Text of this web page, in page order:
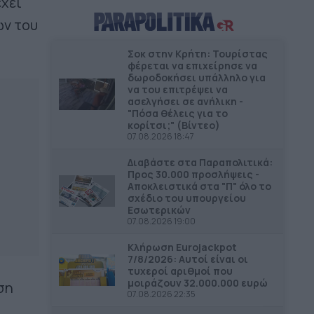
του
επανάχρηση του Παλαιού
Γυμνασίου Πύλου
ΔΗΜΟΙ13.06
Βανδαλισμοί στο εκκλησάκι της
Μεταμόρφωσης του Σωτήρος
ΔΗΜΟΙ12.56
Στο 80% η κατασκευή δικτύου
ΔΗΜΟΙ12.39
Αναστολή λειτουργίας όλων των
παιδικών χαρών στον Δήμο Πέλλας
ΠΕΡΙΦΕΡΕΙΕΣ12.29
Η ενίσχυση της ελληνικής
βιομηχανίας είναι υπόθεση
Περιφερειακής Ανάπτυξης
Σοκ στην Κρήτη: Τουρίστας
φέρεται να επιχείρησε να
δωροδοκήσει υπάλληλο για
να του επιτρέψει να
ασελγήσει σε ανήλικη -
"Πόσα θέλεις για το
κορίτσι;" (Βίντεο)
07.08.2026 18:47
Διαβάστε στα Παραπολιτικά:
Προς 30.000 προσλήψεις -
Αποκλειστικά στα "Π" όλο το
σχέδιο του υπουργείου
Εσωτερικών
07.08.2026 19:00
Κλήρωση Eurojackpot
7/8/2026: Αυτοί είναι οι
τυχεροί αριθμοί που
μοιράζουν 32.000.000 ευρώ
07.08.2026 22:35